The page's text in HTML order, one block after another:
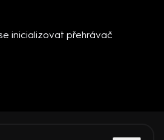
inicializovat přehrávač